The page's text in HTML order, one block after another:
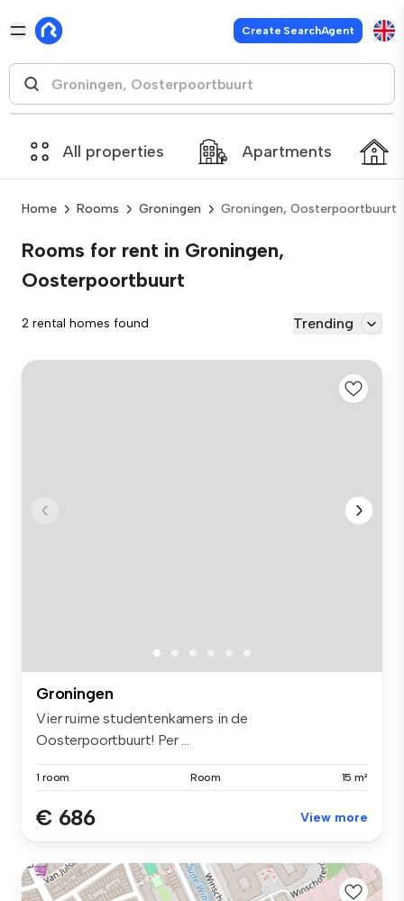
Create SearchAgent
All properties Apartments
Home Rooms Groningen Groningen, Oosterpoortbuurt
Rooms for rent in Groningen,
Oosterpoortbuurt
2 rental homes found Trending
Groningen
Vier ruime studentenkamers in de
Oosterpoortbuurt! Per ...
1 room Room 15 m²
€ 686 View more